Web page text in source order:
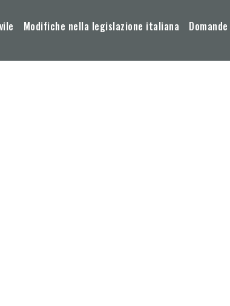
Modifiche nella legislazione italiana